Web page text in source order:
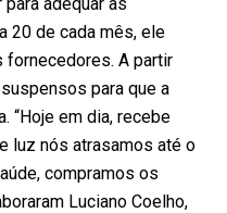
20 de cada mês, ele
fornecedores. A partir
para que a
“Hoje em dia, recebe
luz nós atrasamos até o
compramos os
Luciano Coelho,